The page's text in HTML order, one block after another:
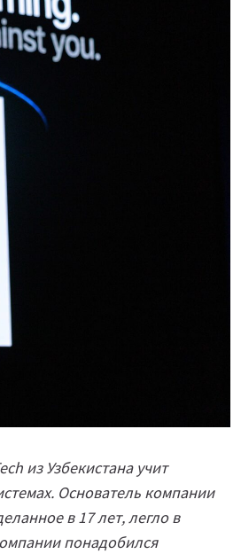
из Узбекистана учит
Основатель компании
в 17 лет, легло в
понадобился